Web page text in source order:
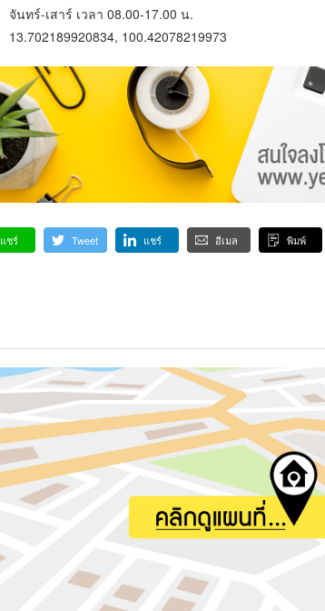
จันทร์-เสาร์ เวลา 08.00-17.00 น.
13.702189920834, 100.42078219973
แชร์ Tweet แชร์ อีเมล พิมพ์